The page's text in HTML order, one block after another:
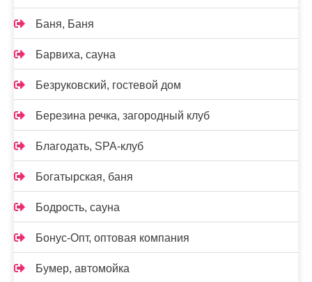
Баня, Баня
Барвиха, сауна
Безруковский, гостевой дом
Березина речка, загородный клуб
Благодать, SPA-клуб
Богатырская, баня
Бодрость, сауна
Бонус-Опт, оптовая компания
Бумер, автомойка